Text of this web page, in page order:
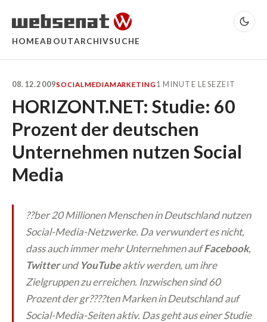
HOMEABOUTARCHIVSUCHE
08.12.2009SOCIALMEDIAMARKETING1 MINUTE LESEZEIT
HORIZONT.NET: Studie: 60
Prozent der deutschen
Unternehmen nutzen Social
Media
??ber 20 Millionen Menschen in Deutschland nutzen
Social-Media-Netzwerke. Da verwundert es nicht,
dass auch immer mehr Unternehmen aufFacebook,
Twitterund YouTubeaktiv werden, um ihre
Zielgruppen zu erreichen. Inzwischen sind 60
Prozent der gr????ten Marken in Deutschland auf
Social-Media-Seiten aktiv. Das geht aus einer Studie